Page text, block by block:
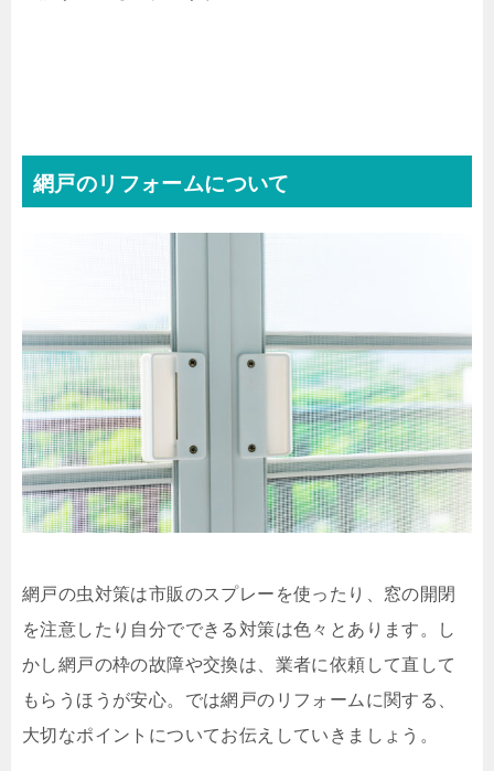
網戸のリフォームについて
網戸の虫対策は市販のスプレーを使ったり、窓の開閉
を注意したり自分でできる対策は色々とあります。し
かし網戸の枠の故障や交換は、業者に依頼して直して
もらうほうが安心。では網戸のリフォームに関する、
大切なポイントについてお伝えしていきましょう。